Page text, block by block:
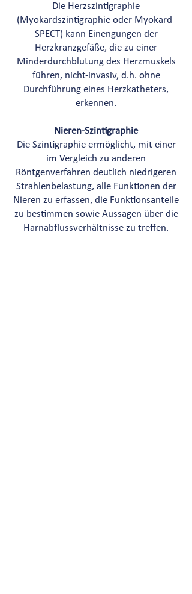
Die Herzszintigraphie
(Myokardszintigraphie oder Myokard-
SPECT) kann Einengungen der
Herzkranzgefäße, die zu einer
Minderdurchblutung des Herzmuskels
führen, nicht-invasiv, d.h. ohne
Durchführung eines Herzkatheters,
erkennen.
Nieren-Szintigraphie
Die Szintigraphie ermöglicht, mit einer
im Vergleich zu anderen
Röntgenverfahren deutlich niedrigeren
Strahlenbelastung, alle Funktionen der
Nieren zu erfassen, die Funktionsanteile
zu bestimmen sowie Aussagen über die
Harnabflussverhältnisse zu treffen.